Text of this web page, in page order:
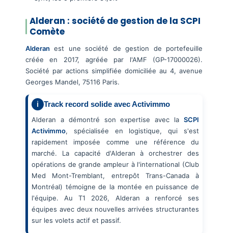
Alderan : société de gestion de la SCPI
Comète
Alderan est une société de gestion de portefeuille
créée en 2017, agréée par l'AMF (GP-17000026).
Société par actions simplifiée domiciliée au 4, avenue
Georges Mandel, 75116 Paris.
Track record solide avec Activimmo
Alderan a démontré son expertise avec laSCPI
Activimmo, spécialisée en logistique, qui s'est
rapidement imposée comme une référence du
marché. La capacité d'Alderan à orchestrer des
opérations de grande ampleur à l'international (Club
Med Mont-Tremblant, entrepôt Trans-Canada à
Montréal) témoigne de la montée en puissance de
l'équipe. Au T1 2026, Alderan a renforcé ses
équipes avec deux nouvelles arrivées structurantes
sur les volets actif et passif.